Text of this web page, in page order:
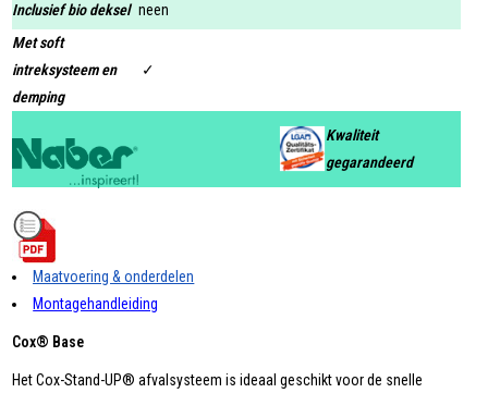
Inclusief bio deksel neen
Met soft
intreksysteem en
demping
✓
Kwaliteit
gegarandeerd
Maatvoering & onderdelen
Montagehandleiding
Cox® Base
Het Cox-Stand-UP® afvalsysteem is ideaal geschikt voor de snelle